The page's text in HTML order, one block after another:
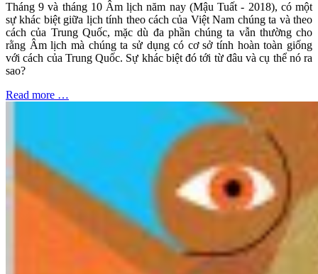
Tháng 9 và tháng 10 Âm lịch năm nay (Mậu Tuất - 2018), có một
sự khác biệt giữa lịch tính theo cách của Việt Nam chúng ta và theo
cách của Trung Quốc, mặc dù đa phần chúng ta vẫn thường cho
rằng Âm lịch mà chúng ta sử dụng có cơ sở tính hoàn toàn giống
với cách của Trung Quốc. Sự khác biệt đó tới từ đâu và cụ thể nó ra
sao?
Read more …